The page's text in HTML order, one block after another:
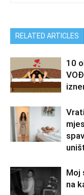
RELATED ARTICLES
10
Moj
na